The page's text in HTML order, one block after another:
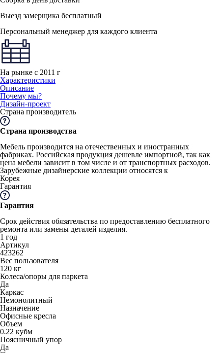
Выезд замерщика бесплатный
Персональный менеджер для каждого клиента
На рынке с 2011 г
Характеристики
Описание
Почему мы?
Дизайн-проект
Страна производитель
Страна производства
Мебель производится на отечественных и иностранных
фабриках. Российская продукция дешевле импортной, так как
цена мебели зависит в том числе и от транспортных расходов.
Зарубежные дизайнерские коллекции относятся к
Корея
Гарантия
Гарантия
Срок действия обязательства по предоставлению бесплатного
ремонта или замены деталей изделия.
1 год
Артикул
423262
Вес пользователя
120 кг
Колеса/опоры для паркета
Да
Каркас
Немонолитный
Назначение
Офисные кресла
Объем
0.22 кубм
Поясничный упор
Да